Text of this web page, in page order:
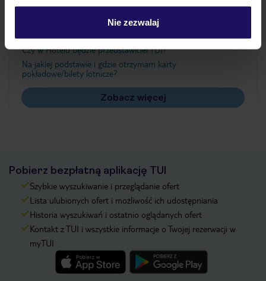
Nie zezwalaj
Często zadawane pytania
Czy w Hotelu będzie przedstawiciel TUI?
Na jakiej podstawie i gdzie otrzymam karty
pokładowe/bilety lotnicze?
Zobacz więcej
Pobierz bezpłatną aplikację TUI
Szybkie wyszukiwanie i przeglądanie ofert
Lista ulubionych ofert i możliwość ich udostępniania
Historia wyszukiwań i ostatnio oglądanych ofert
Kontakt z TUI i wszystkie informacje o Twojej rezerwacji w
myTUI